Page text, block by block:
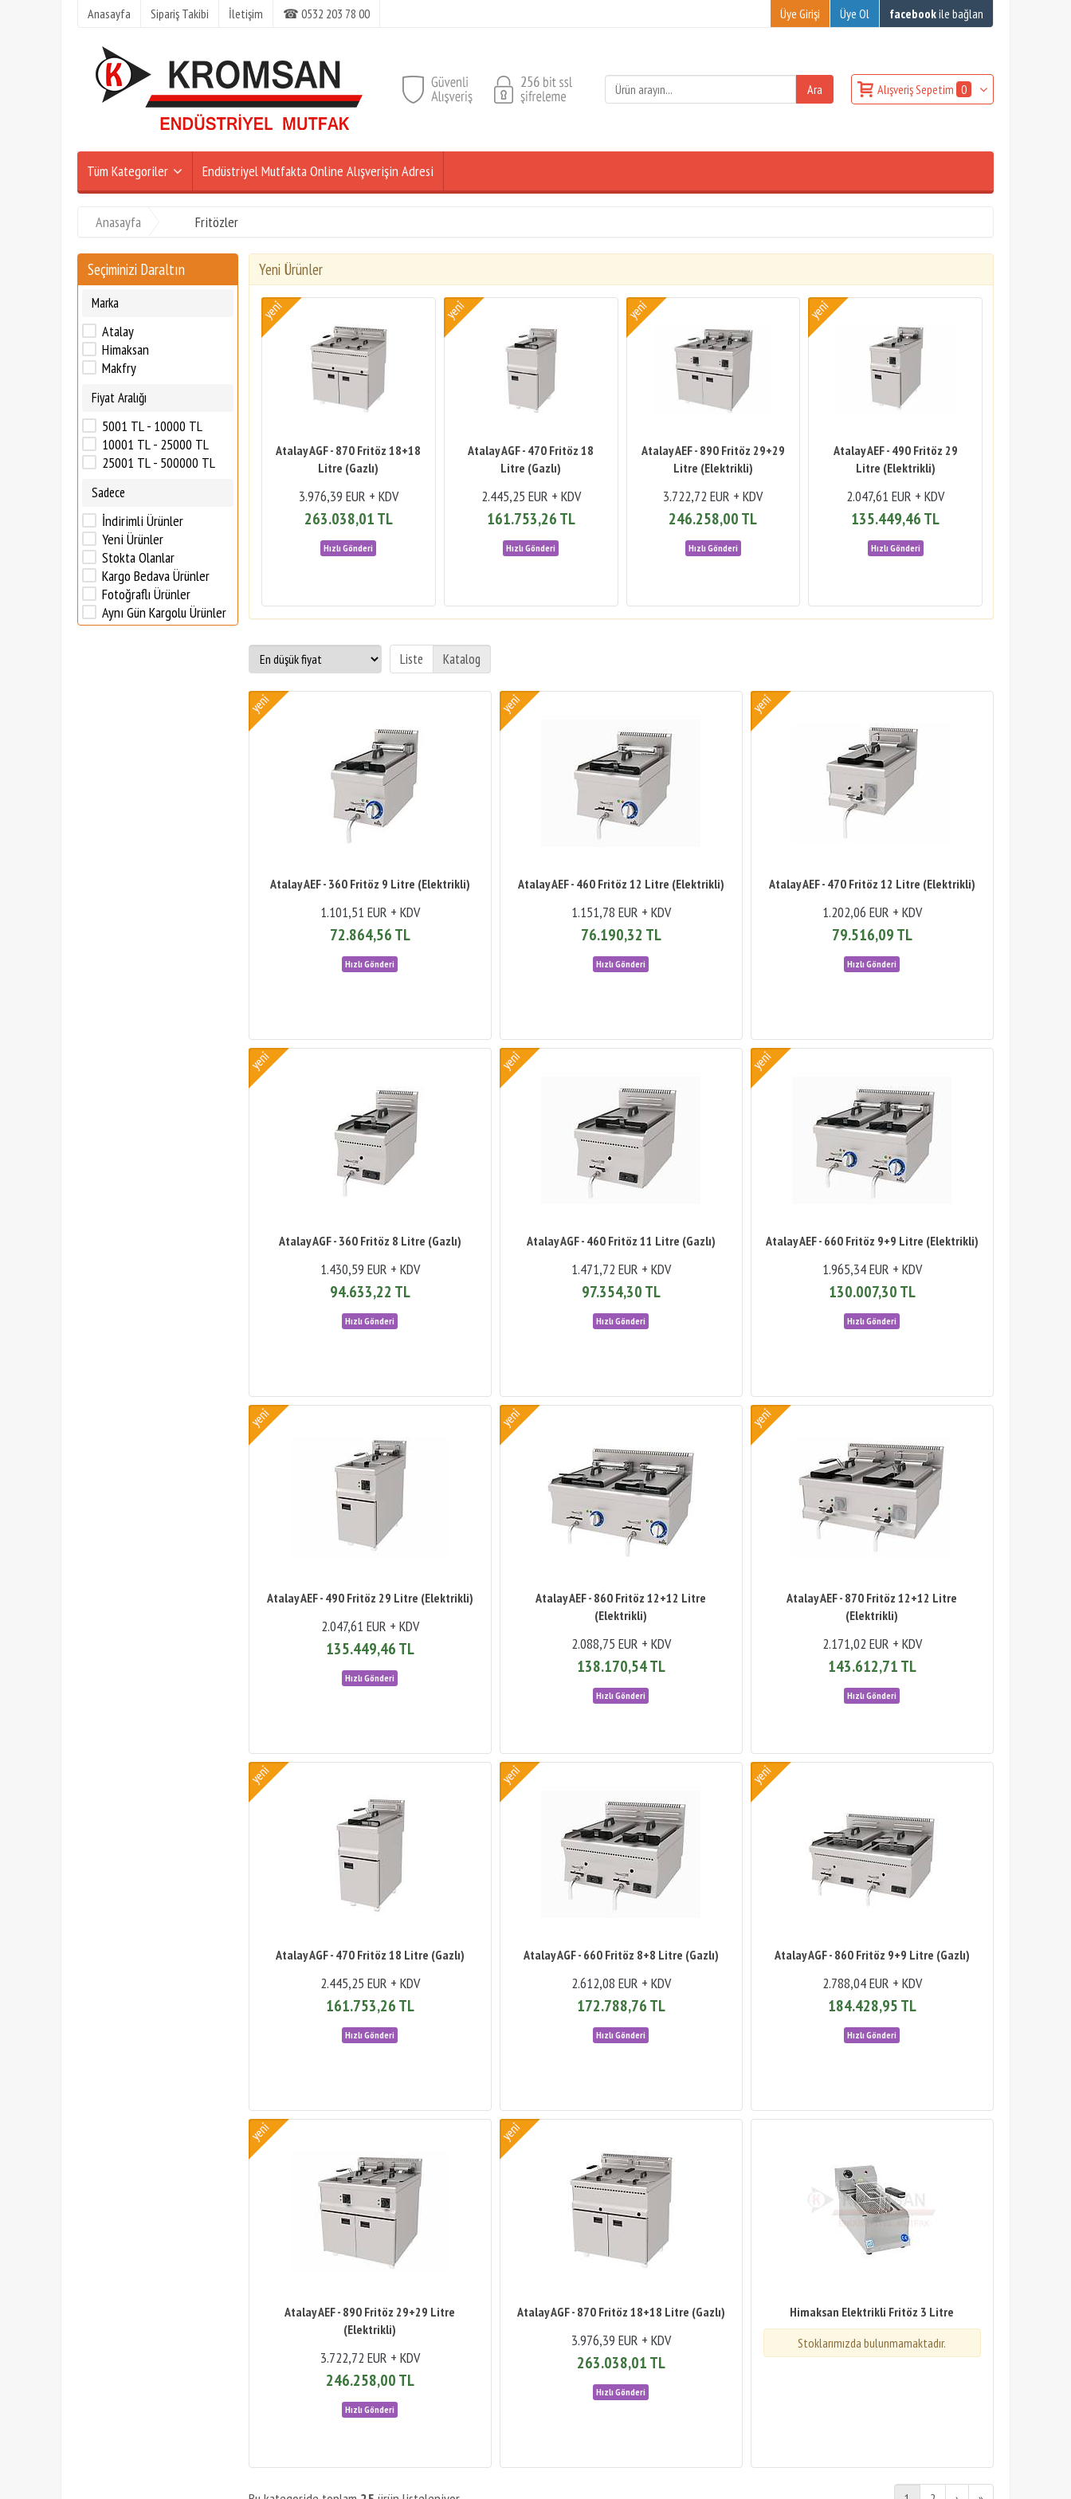
Anasayfa Sipariş Takibi İletişim ☎ 0532 203 78 00 Üye Girişi Üye Ol facebookile bağlan
Alışveriş Sepetim 0
Tüm Kategoriler Endüstriyel Mutfakta Online Alışverişin Adresi
Anasayfa Fritözler
Seçiminizi Daraltın
Marka
Atalay
Himaksan
Makfry
Fiyat Aralığı
5001 TL - 10000 TL
10001 TL - 25000 TL
25001 TL - 500000 TL
Sadece
İndirimli Ürünler
Yeni Ürünler
Stokta Olanlar
Kargo Bedava Ürünler
Fotoğraflı Ürünler
Aynı Gün Kargolu Ürünler
Yeni Ürünler
Atalay AGF - 870 Fritöz 18+18
Litre (Gazlı)
3.976,39 EUR + KDV
263.038,01 TL
Atalay AGF - 470 Fritöz 18
Litre (Gazlı)
2.445,25 EUR + KDV
161.753,26 TL
Atalay AEF - 890 Fritöz 29+29
Litre (Elektrikli)
3.722,72 EUR + KDV
246.258,00 TL
Atalay AEF - 490 Fritöz 29
Litre (Elektrikli)
2.047,61 EUR + KDV
135.449,46 TL
Atalay AEF - 360 Fritöz 9 Litre (Elektrikli)
1.101,51 EUR + KDV
72.864,56 TL
Atalay AEF - 460 Fritöz 12 Litre (Elektrikli)
1.151,78 EUR + KDV
76.190,32 TL
Atalay AEF - 470 Fritöz 12 Litre (Elektrikli)
1.202,06 EUR + KDV
79.516,09 TL
Atalay AGF - 360 Fritöz 8 Litre (Gazlı)
1.430,59 EUR + KDV
94.633,22 TL
Atalay AGF - 460 Fritöz 11 Litre (Gazlı)
1.471,72 EUR + KDV
97.354,30 TL
Atalay AEF - 660 Fritöz 9+9 Litre (Elektrikli)
1.965,34 EUR + KDV
130.007,30 TL
Atalay AEF - 490 Fritöz 29 Litre (Elektrikli)
2.047,61 EUR + KDV
135.449,46 TL
Atalay AEF - 860 Fritöz 12+12 Litre
(Elektrikli)
2.088,75 EUR + KDV
138.170,54 TL
Atalay AEF - 870 Fritöz 12+12 Litre
(Elektrikli)
2.171,02 EUR + KDV
143.612,71 TL
Atalay AGF - 470 Fritöz 18 Litre (Gazlı)
2.445,25 EUR + KDV
161.753,26 TL
Atalay AGF - 660 Fritöz 8+8 Litre (Gazlı)
2.612,08 EUR + KDV
172.788,76 TL
Atalay AGF - 860 Fritöz 9+9 Litre (Gazlı)
2.788,04 EUR + KDV
184.428,95 TL
Atalay AEF - 890 Fritöz 29+29 Litre
(Elektrikli)
3.722,72 EUR + KDV
246.258,00 TL
Atalay AGF - 870 Fritöz 18+18 Litre (Gazlı)
3.976,39 EUR + KDV
263.038,01 TL
Himaksan Elektrikli Fritöz 3 Litre
Stoklarımızda bulunmamaktadır.